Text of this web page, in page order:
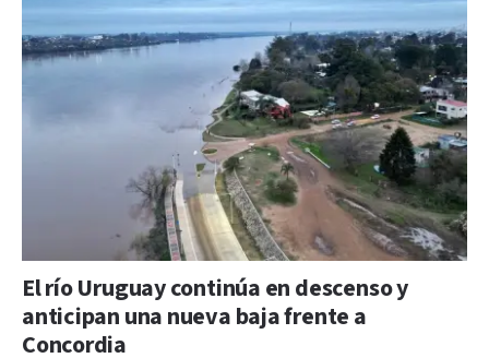
El río Uruguay continúa en descenso y
anticipan una nueva baja frente a
Concordia